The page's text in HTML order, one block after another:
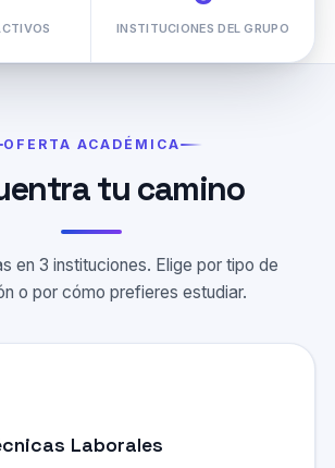
INSTITUCIONES DEL GRUPO
OFERTA ACADÉMICA
tu camino
en 3 instituciones. Elige por tipo de
o por cómo prefieres estudiar.
Laborales